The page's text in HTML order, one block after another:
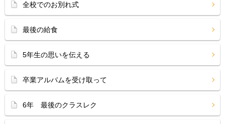
全校でのお別れ式
最後の給食
5年生の思いを伝える
卒業アルバムを受け取って
6年 最後のクラスレク